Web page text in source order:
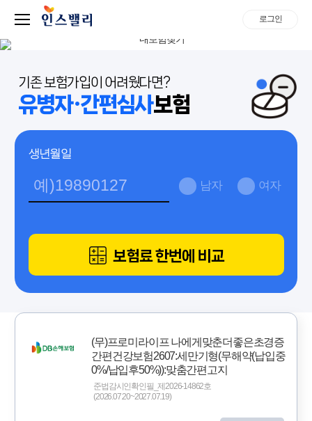
로그인
기존 보험가입이 어려웠다면?
유병자·간편심사보험
생년월일
남자 여자
보험료 한번에 비교
(무)프로미라이프 나에게맞춘더좋은초경증
간편건강보험2607:세만기형(무해약(납입중
0%/납입후50%)):맞춤간편고지
준법감시인확인필_제2026-14862호
(2026.07.20~2027.07.19)